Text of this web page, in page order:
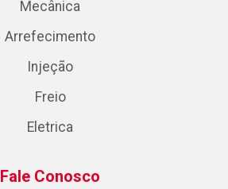
Mecânica
Arrefecimento
Injeção
Freio
Eletrica
Fale Conosco